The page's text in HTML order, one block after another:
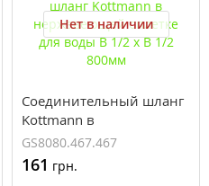
Нет в наличии
Соединительный шланг
Kottmann в
нержавеющей оплетке
для воды В 1/2 x В 1/2
800мм
GS8080.467.467
161 грн.